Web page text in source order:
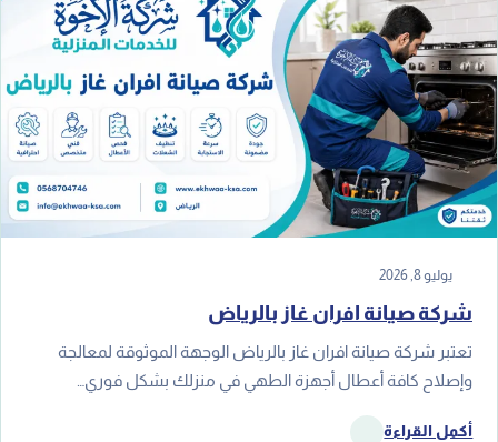
يوليو 8, 2026
شركة صيانة افران غاز بالرياض
تعتبر شركة صيانة افران غاز بالرياض الوجهة الموثوقة لمعالجة
وإصلاح كافة أعطال أجهزة الطهي في منزلك بشكل فوري…
أكمل القراءة